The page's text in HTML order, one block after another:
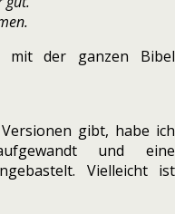
der ganzen Bibel
gibt, habe ich
und eine
Vielleicht ist